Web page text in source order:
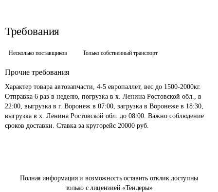
Полная информация и возможность оставить отклик доступны
только с лицензией «Тендеры»
Требования
Несколько поставщиков Только собственный транспорт
Прочие требования
Характер товара автозапчасти, 4-5 европаллет, вес до 1500-2000кг.
Отправка 6 раз в неделю, погрузка в х. Ленина Ростовской обл., в
22:00, выгрузка в г. Воронеж в 07:00, загрузка в Воронеже в 18:30,
выгрузка в х. Ленина Ростовской обл. до 08:00. Важно соблюдение
сроков доставки. Ставка за кругорейс 20000 руб.